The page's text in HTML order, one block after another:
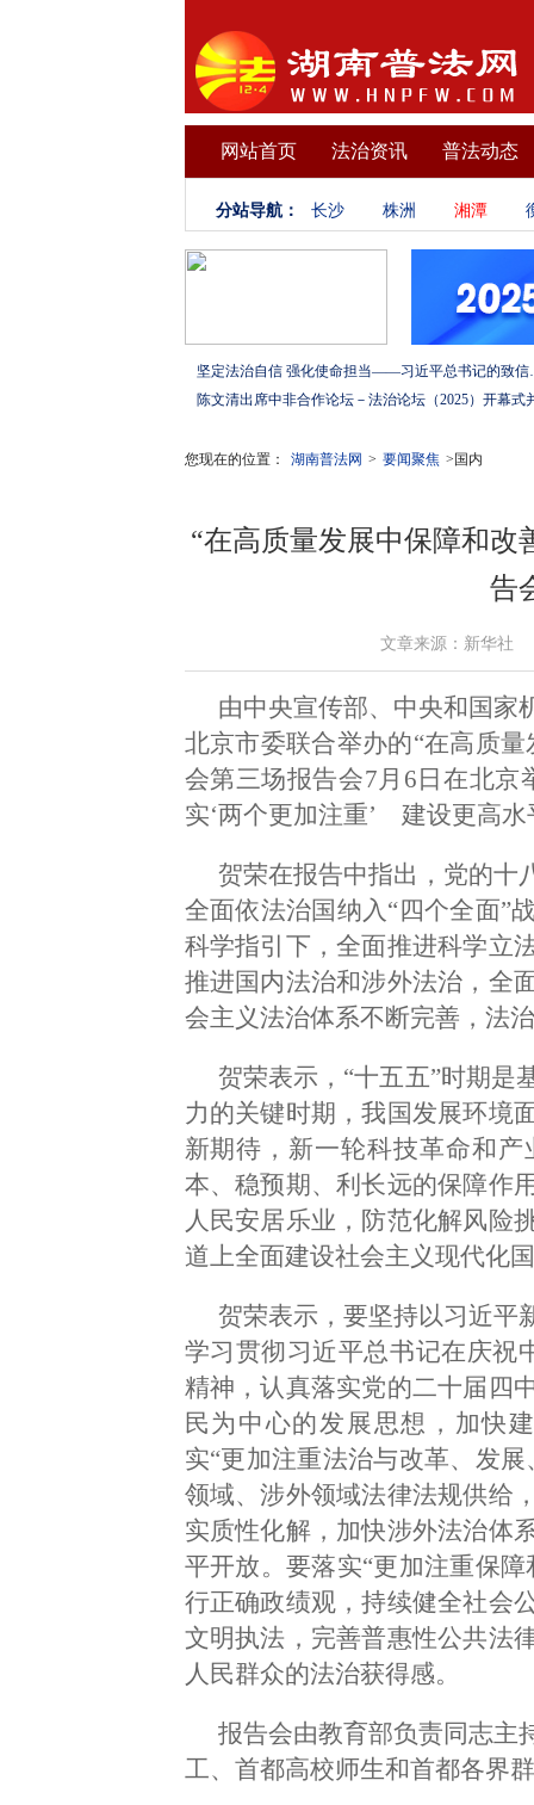
网站首页 法治资讯 普法动态
分站导航： 长沙 株洲 湘潭
坚定法治自信 强化使
您现在的位置： 湖南普法网 > 要闻聚焦 >国内
“在高质量发展中保障和改
告
文章来源：新华社
由中央宣传部、中央和国家
北京市委联合举办的“在高质
会第三场报告会7月6日在北京
实‘两个更加注重’ 建设更高
贺荣在报告中指出，党的十
全面依法治国纳入“四个全面”
科学指引下，全面推进科学立
推进国内法治和涉外法治，全
会主义法治体系不断完善，法
贺荣表示，“十五五”时期是
力的关键时期，我国发展环境
新期待，新一轮科技革命和
本、稳预期、利长远的保障作
人民安居乐业，防范化解风险
道上全面建设社会主义现代化
贺荣表示，要坚持以习近平
学习贯彻习近平总书记在庆祝
精神，认真落实党的二十届四
民为中心的发展思想，加快
实“更加注重法治与改革、发
领域、涉外领域法律法规供给
实质性化解，加快涉外法治体
平开放。要落实“更加注重保
行正确政绩观，持续健全社会
文明执法，完善普惠性公共法
人民群众的法治获得感。
报告会由教育部负责同志主
工、首都高校师生和首都各界